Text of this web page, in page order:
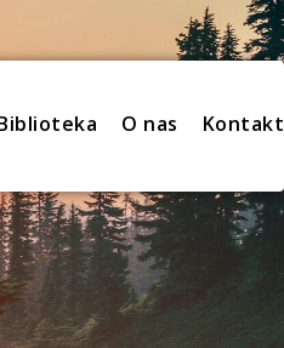
O nas Kontakt